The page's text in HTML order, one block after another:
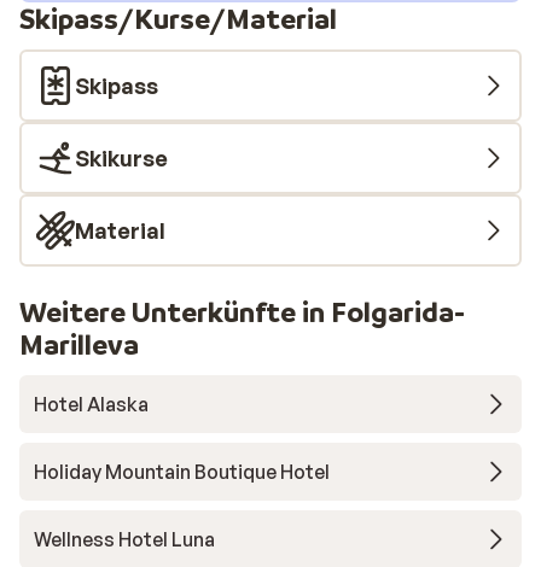
Skipass/Kurse/Material
Skipass
Skikurse
Material
Weitere Unterkünfte in Folgarida-
Marilleva
Hotel Alaska
Holiday Mountain Boutique Hotel
Wellness Hotel Luna